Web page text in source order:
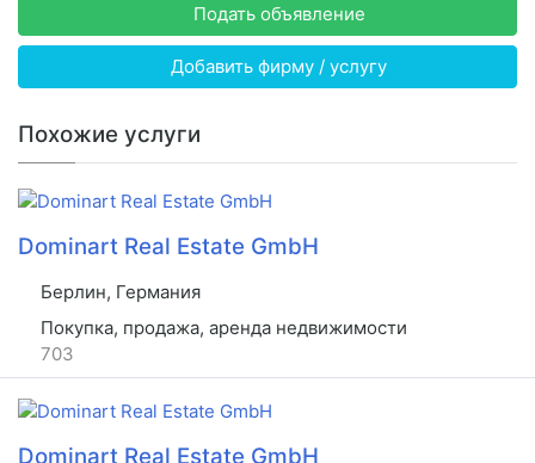
Подать объявление
Добавить фирму / услугу
Похожие услуги
Dominart Real Estate GmbH
Берлин, Германия
Покупка, продажа, аренда недвижимости
703
Dominart Real Estate GmbH